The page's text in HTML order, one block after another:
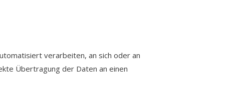
verarbeiten, an sich oder an
Übertragung der Daten an einen